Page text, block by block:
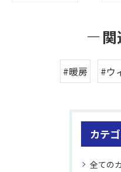
#暖房 #ウ
カテ
全ての